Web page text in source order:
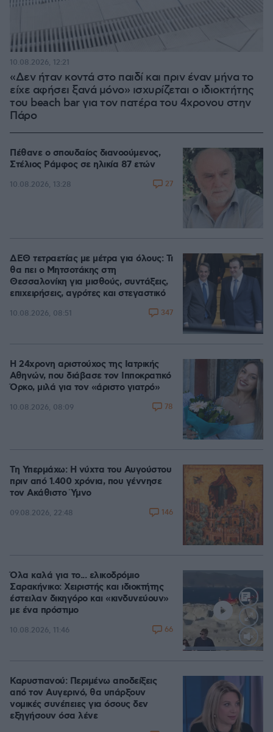
«Δεν ήταν κοντά στο παιδί και πριν έναν μήνα το
είχε αφήσει ξανά μόνο» ισχυρίζεται ο ιδιοκτήτης
του beach bar για τον πατέρα του 4χρονου στην
Πάρο
10.08.2026, 12:21
Πέθανε ο σπουδαίος διανοούμενος,
Στέλιος Ράμφος σε ηλικία 87 ετών
10.08.2026, 13:28 27
ΔΕΘ τετραετίας με μέτρα για όλους: Τι
θα πει ο Μητσοτάκης στη
Θεσσαλονίκη για μισθούς, συντάξεις,
επιχειρήσεις, αγρότες και στεγαστικό
10.08.2026, 08:51 347
Η 24χρονη αριστούχος της Ιατρικής
Αθηνών, που διάβασε τον Ιπποκρατικό
Όρκο, μιλά για τον «άριστο γιατρό»
10.08.2026, 08:09 78
Τη Υπερμάχω: Η νύχτα του Αυγούστου
πριν από 1.400 χρόνια, που γέννησε
τον Ακάθιστο Ύμνο
09.08.2026, 22:48 146
Loaded
Όλα καλά για το... ελικοδρόμιο
Σαρακήνικο: Χειριστής και ιδιοκτήτης
έστειλαν δικηγόρο και «κινδυνεύουν»
με ένα πρόστιμο
10.08.2026, 11:46 66
Καρυστιανού: Περιμένω αποδείξεις
από τον Αυγερινό, θα υπάρξουν
νομικές συνέπειες για όσους δεν
εξηγήσουν όσα λένε